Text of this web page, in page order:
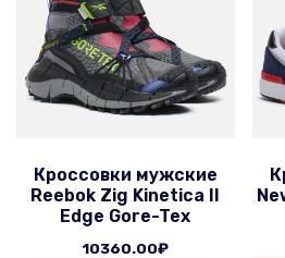
Кроссовки мужские
Reebok Zig Kinetica II
Edge Gore-Tex
10360.00₽